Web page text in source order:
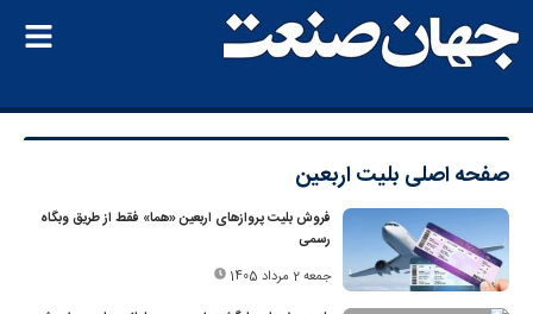
صفحه اصلی بلیت اربعین
فروش بلیت پروازهای اربعین «هما» فقط از طریق وبگاه
رسمی
جمعه 2 مرداد 1405